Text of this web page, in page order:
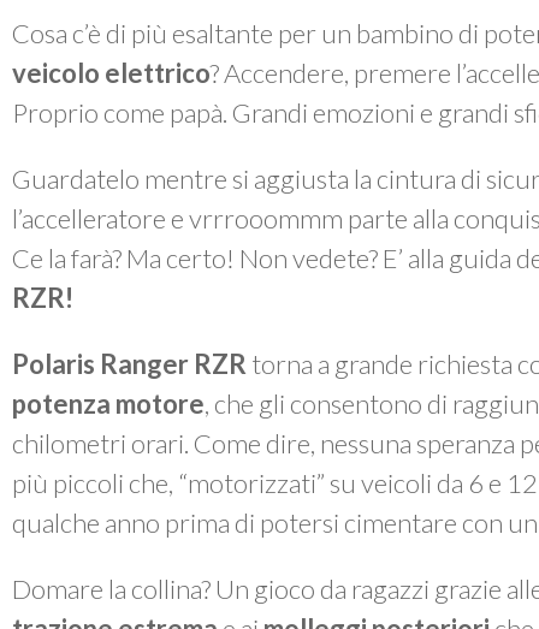
Cosa c’è di più esaltante per un bambino di
veicolo elettrico? Accendere, premere
Proprio come papà. Grandi emozioni e grandi
Guardatelo mentre si aggiusta la cintura di
l’accelleratore evrrrooommm parte alla
Ce la farà? Ma certo! Non vedete? E’ alla guida
RZR!
Polaris Ranger RZR torna a grande richiesta
potenza motore, che gli consentono di
chilometri orari. Come dire, nessuna speranza
più piccoli che, “motorizzati” su veicoli da 6 e
qualche anno prima di potersi cimentare con
Domare la collina? Un gioco da ragazzi grazie